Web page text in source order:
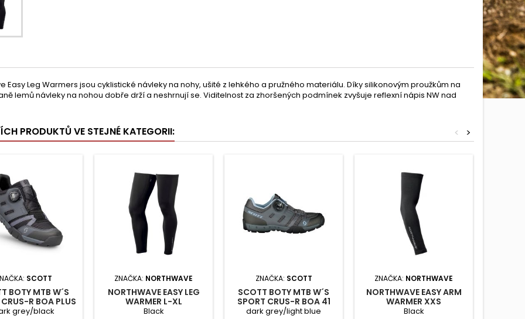
Easy Leg Warmers jsou cyklistické návleky na nohy, ušité z lehkého a pružného materiálu. Díky silikonovým proužkům na
lemů návleky na nohou dobře drží a neshrnují se. Viditelnost za zhoršených podmínek zvyšuje reflexní nápis NW nad
PRODUKTŮ VE STEJNÉ KATEGORII: >
<
SCOTT
BOTY MTB W´S
R BOA PLUS
40
grey/black
ZNAČKA: NORTHWAVE
NORTHWAVE EASY LEG
WARMER L-XL
Black
ZNAČKA: SCOTT
SCOTT BOTY MTB W´S
SPORT CRUS-R BOA 41
dark grey/light blue
ZNAČKA: NORTHWAVE
NORTHWAVE EASY ARM
WARMER XXS
Black